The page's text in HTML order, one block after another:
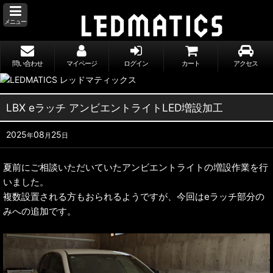
メニュー
問い合わせ マイページ ログイン カート アクセス
LBX eラッチ アンビエントライトLED増設加工
2025年08 月 25日
夏前にご相談いただいていたアンビエントライトの増設作業を行
いました。
複数設置される方もおられるようですが、今回はeラッチ部分の
みへの追加です。